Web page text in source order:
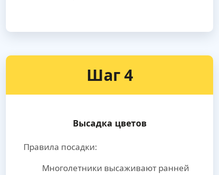
Шаг 4
Высадка цветов
Правила посадки:
Многолетники высаживают ранней